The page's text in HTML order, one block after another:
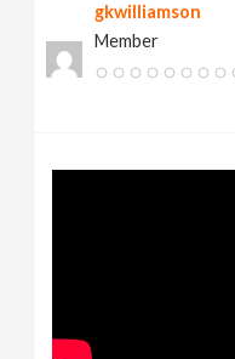
gkwilliamson
Member